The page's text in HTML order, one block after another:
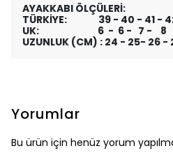
AYAKKABI ÖLÇÜLERİ:
TÜRKİYE: 39 - 40 - 41 -
UK: 6 - 6 - 7 - 8 - 9
UZUNLUK (CM) : 24 - 25- 26
Yorumlar
Bu ürün için henüz yorum